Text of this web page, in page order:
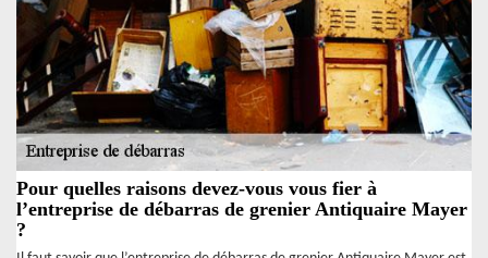
Pour quelles raisons devez-vous vous fier à
l’entreprise de débarras de grenier Antiquaire Mayer
?